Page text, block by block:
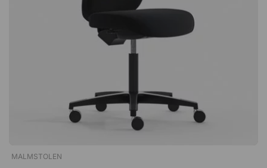
design passar lika utmärkt vid skrivbordet som i
konferensrummet! I gott skick men små märken på hjul samt
gaspelare. Justerbar sitthöjd för individuell anpassning.
Slitstark och lättrengörlig. Smidigt snurrstativ med hjul.
MALMSTOLEN